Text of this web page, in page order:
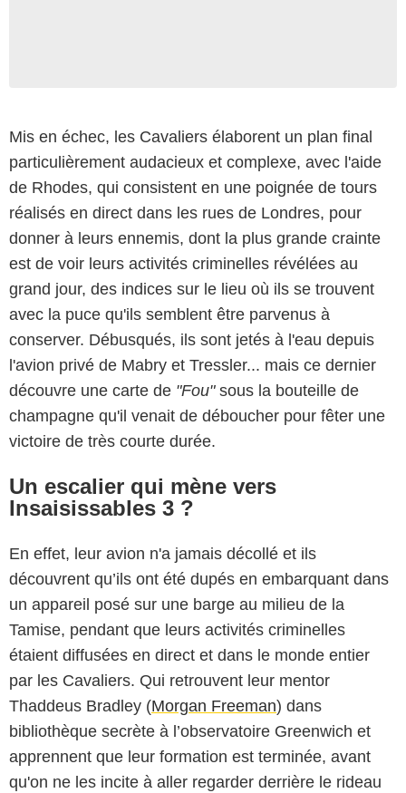
Mis en échec, les Cavaliers élaborent un plan final
particulièrement audacieux et complexe, avec l'aide
de Rhodes, qui consistent en une poignée de tours
réalisés en direct dans les rues de Londres, pour
donner à leurs ennemis, dont la plus grande crainte
est de voir leurs activités criminelles révélées au
grand jour, des indices sur le lieu où ils se trouvent
avec la puce qu'ils semblent être parvenus à
conserver. Débusqués, ils sont jetés à l'eau depuis
l'avion privé de Mabry et Tressler... mais ce dernier
découvre une carte de "Fou"sous la bouteille de
champagne qu'il venait de déboucher pour fêter une
victoire de très courte durée.
Un escalier qui mène vers
Insaisissables 3 ?
En effet, leur avion n'a jamais décollé et ils
découvrent qu’ils ont été dupés en embarquant dans
un appareil posé sur une barge au milieu de la
Tamise, pendant que leurs activités criminelles
étaient diffusées en direct et dans le monde entier
par les Cavaliers. Qui retrouvent leur mentor
Thaddeus Bradley (Morgan Freeman) dans
bibliothèque secrète à l’observatoire Greenwich et
apprennent que leur formation est terminée, avant
qu'on ne les incite à aller regarder derrière le rideau